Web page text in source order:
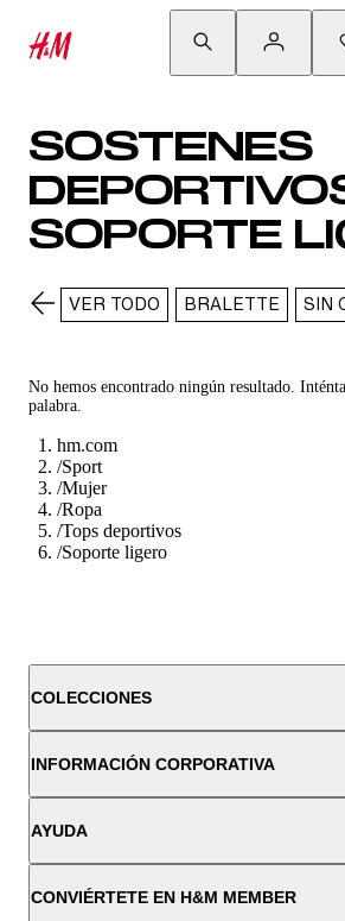
SOSTENES
SOPORTE
VER TODO BRALETTE SIN
No hemos encontrado ningún resultado.
palabra.
hm.com
/Sport
/Mujer
/Ropa
/Tops deportivos
/Soporte ligero
COLECCIONES
INFORMACIÓN CORPORATIVA
AYUDA
CONVIÉRTETE EN H&M MEMBER